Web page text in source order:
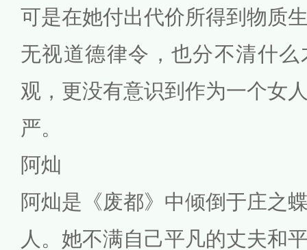
可是在她付出代价所得到物质
无视道德律令，也分不清什
观，更没有意识到作为一个女
严。
阿灿
阿灿是《废都》中倾倒于庄之
人。她不满自己平凡的丈夫和